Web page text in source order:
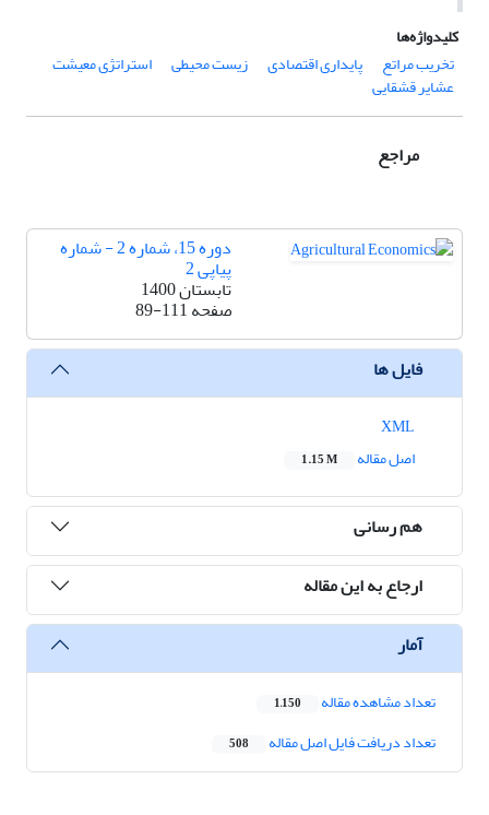
کلیدواژه‌ها
تخریب مراتع
پایداری اقتصادی زیست محیطی استراتژی معیشت
عشایر قشقایی
مراجع
دوره 15، شماره 2 - شماره
پیاپی 2
تابستان 1400
صفحه89-111
فایل ها
اصل مقاله
1.15 M
هم رسانی
ارجاع به این مقاله
آمار
تعداد مشاهده مقاله 1,150
تعداد دریافت فایل اصل مقاله 508